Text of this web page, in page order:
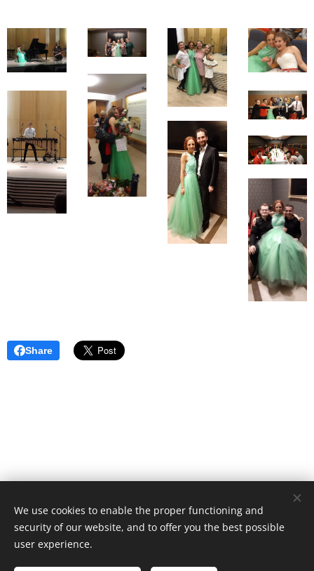
Share
Živý klavír
Powered by
We use cookies to enable the proper functioning and
security of our website, and to offer you the best possible
user experience.